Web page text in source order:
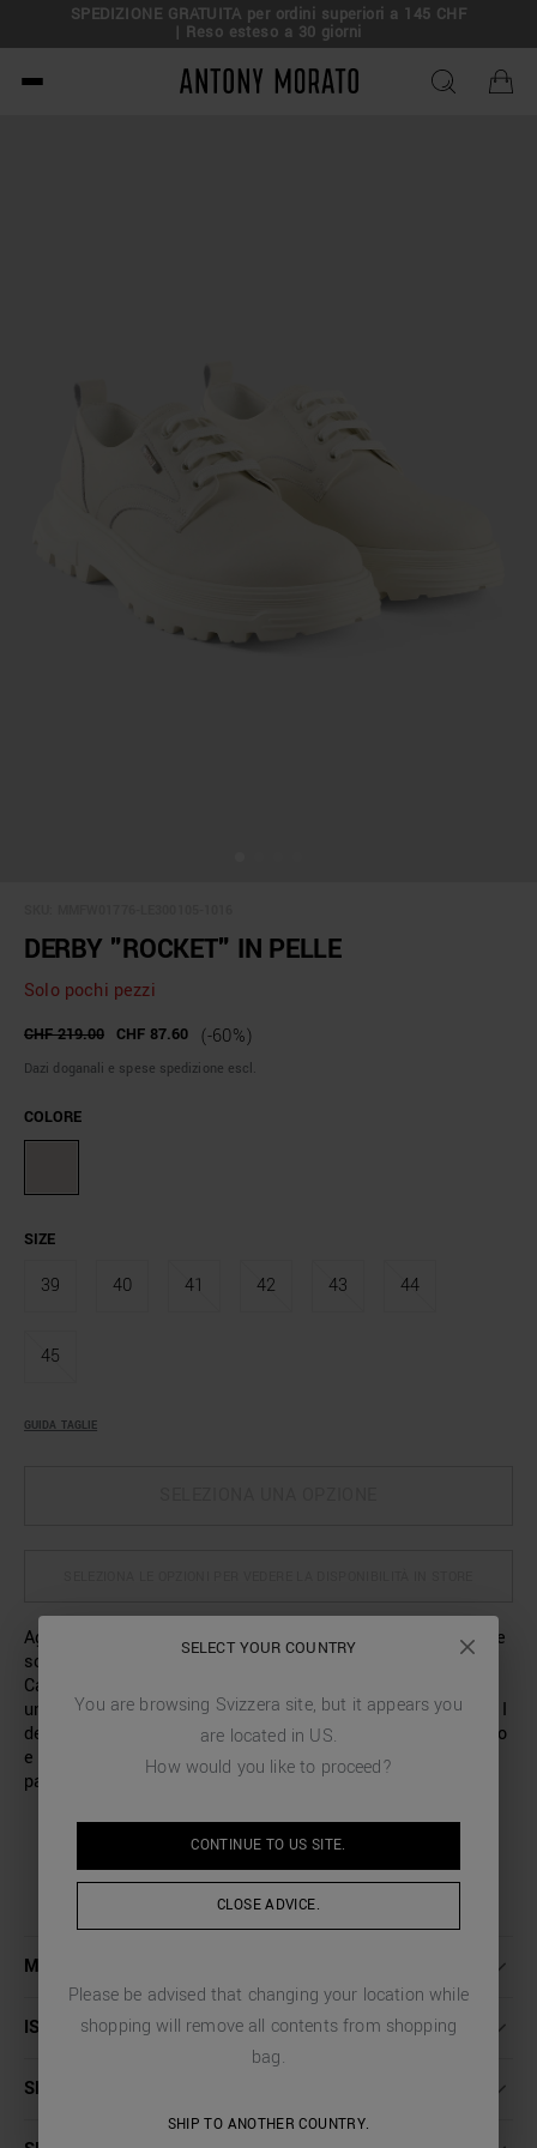
SPEDIZIONE GRATUITA per ordini superiori a 145 CHF
| Reso esteso a 30 giorni
Antony Morato - Official
DERBY "ROCKET" IN PELLE
Solo pochi pezzi
CHF 219.00 CHF 87.60 (-60%)
Dazi doganali e spese spedizione escl.
COLORE
SIZE
39 40 41 42 43 44
45
GUIDA TAGLIE
Aggiungi un tocco di stile contemporaneo al tuo look con le
scarpe derby in pelle made in Italy firmate Antony Morato.
Caratterizzate da una suola chunky, queste scarpe offrono
un tocco di modernità e garantiscono il massimo comfort. I
dettagli curati, come le cuciture a vista, i lacci tono su tono
e la placchetta metallica logata riflettono l’attenzione ai
particolari tipica di Antony Morato.
MAGGIORI DETTAGLI
ISTRUZIONI LAVAGGIO
SPEDIZIONI E RESI
SELECT YOUR COUNTRY
You are browsing Svizzera site, but it appears you
are located in US.
How would you like to proceed?
CONTINUE TO US SITE.
CLOSE ADVICE.
Please be advised that changing your location while
shopping will remove all contents from shopping
bag.
SHIP TO ANOTHER COUNTRY.